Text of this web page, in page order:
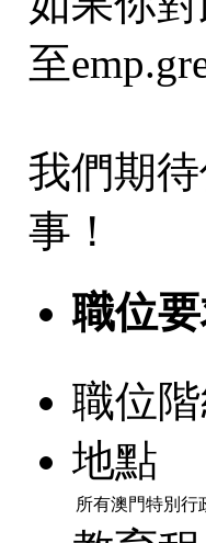
至
我們期
事！
職位
職位階
地點
所有澳門特別行